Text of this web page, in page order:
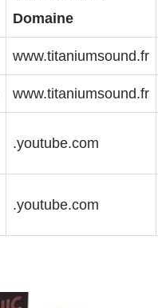
Domaine
www.titaniumsound.fr
www.titaniumsound.fr
.youtube.com
.youtube.com